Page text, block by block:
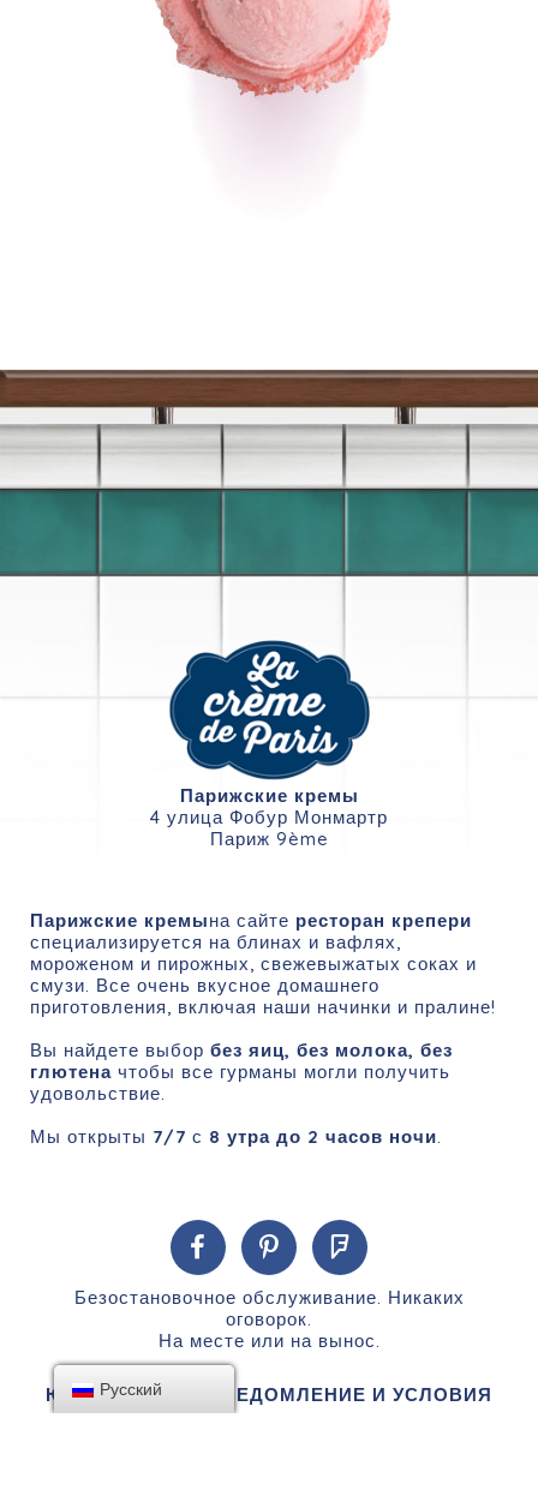
Парижские кремы
4 улица Фобур Монмартр
Париж 9ème
Парижские кремына сайте ресторан крепери
специализируется на блинах и вафлях,
мороженом и пирожных, свежевыжатых соках и
смузи. Все очень вкусное домашнего
приготовления, включая наши начинки и пралине!
Вы найдете выбор без яиц, без молока, без
глютена чтобы все гурманы могли получить
удовольствие.
Мы открыты 7/7 с 8 утра до 2 часов ночи.
Безостановочное обслуживание. Никаких
оговорок.
На месте или на вынос.
ЮРИДИЧЕСКОЕ УВЕДОМЛЕНИЕ И УСЛОВИЯ
ИСПОЛЬЗОВАНИЯ
Русский